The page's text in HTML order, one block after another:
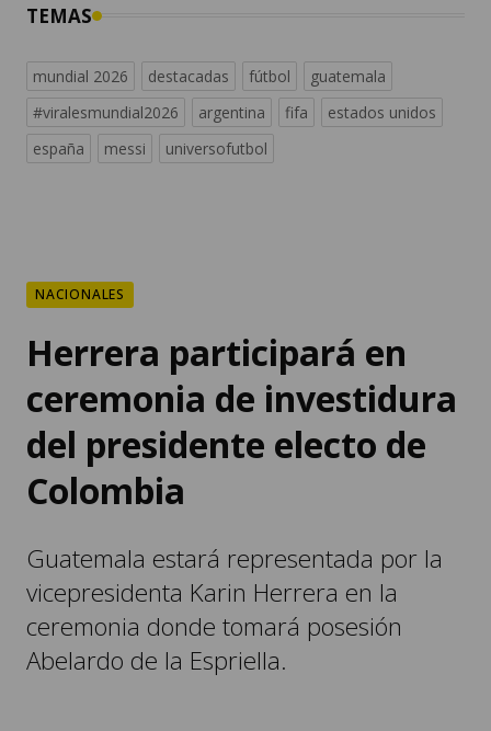
TEMAS
mundial 2026 destacadas fútbol
guatemala
#viralesmundial2026
argentina fifa
estados unidos
españa
messi universofutbol
NACIONALES
Herrera participará en
ceremonia de investidura
del presidente electo de
Colombia
Guatemala estará representada por la
vicepresidenta Karin Herrera en la
ceremonia donde tomará posesión
Abelardo de la Espriella.